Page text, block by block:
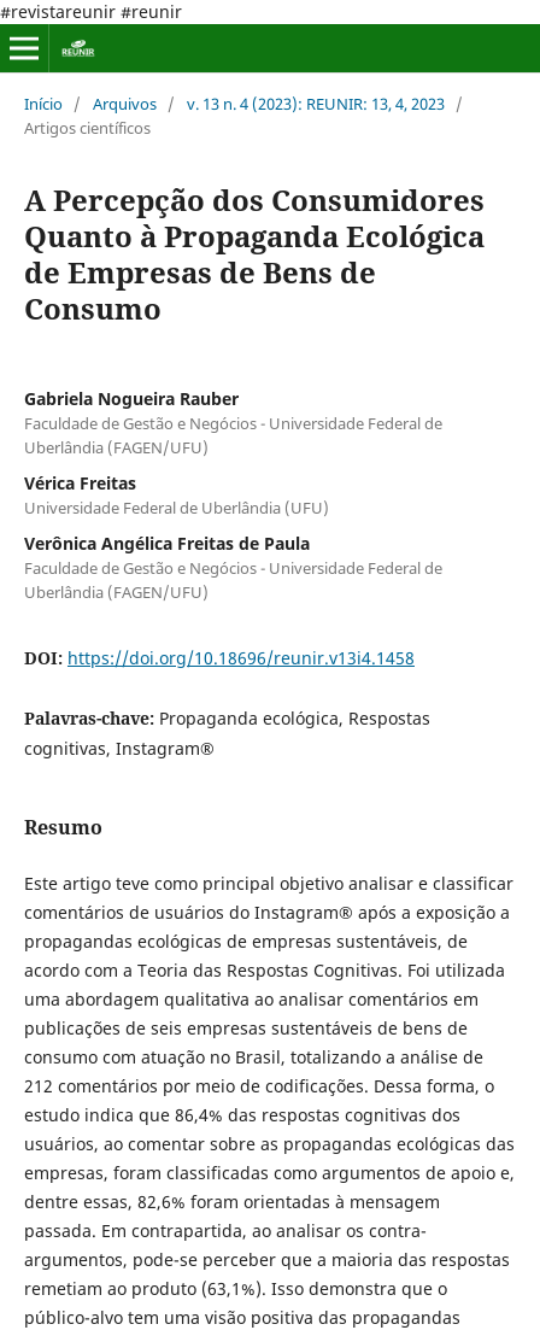
#revistareunir #reunir
Início / Arquivos / v. 13 n. 4 (2023): REUNIR: 13, 4, 2023 /
Artigos científicos
A Percepção dos Consumidores
Quanto à Propaganda Ecológica
de Empresas de Bens de
Consumo
Gabriela Nogueira Rauber
Faculdade de Gestão e Negócios - Universidade Federal de
Uberlândia (FAGEN/UFU)
Vérica Freitas
Universidade Federal de Uberlândia (UFU)
Verônica Angélica Freitas de Paula
Faculdade de Gestão e Negócios - Universidade Federal de
Uberlândia (FAGEN/UFU)
DOI: https://doi.org/10.18696/reunir.v13i4.1458
Palavras-chave: Propaganda ecológica, Respostas
cognitivas, Instagram®
Resumo
Este artigo teve como principal objetivo analisar e classificar
comentários de usuários do Instagram® após a exposição a
propagandas ecológicas de empresas sustentáveis, de
acordo com a Teoria das Respostas Cognitivas. Foi utilizada
uma abordagem qualitativa ao analisar comentários em
publicações de seis empresas sustentáveis de bens de
consumo com atuação no Brasil, totalizando a análise de
212 comentários por meio de codificações. Dessa forma, o
estudo indica que 86,4% das respostas cognitivas dos
usuários, ao comentar sobre as propagandas ecológicas das
empresas, foram classificadas como argumentos de apoio e,
dentre essas, 82,6% foram orientadas à mensagem
passada. Em contrapartida, ao analisar os contra-
argumentos, pode-se perceber que a maioria das respostas
remetiam ao produto (63,1%). Isso demonstra que o
público-alvo tem uma visão positiva das propagandas